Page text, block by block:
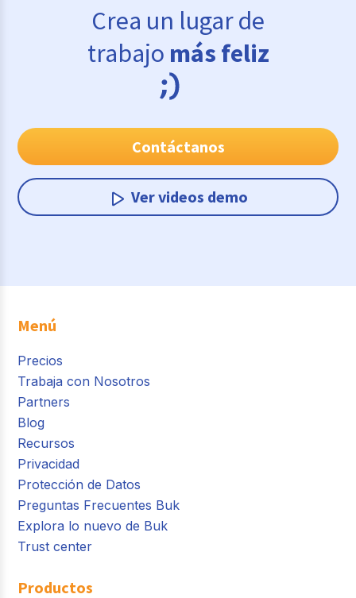
Crea un lugar de
trabajo más feliz
Contáctanos
Ver videos demo
Menú
Precios
Trabaja con Nosotros
Partners
Blog
Recursos
Privacidad
Protección de Datos
Preguntas Frecuentes Buk
Explora lo nuevo de Buk
Trust center
Productos